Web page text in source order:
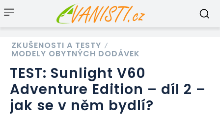
ZKUŠENOSTI A TESTY
MODELY OBYTNÝCH DODÁVEK
TEST: Sunlight V60
Adventure Edition – díl 2 –
jak se v něm bydlí?